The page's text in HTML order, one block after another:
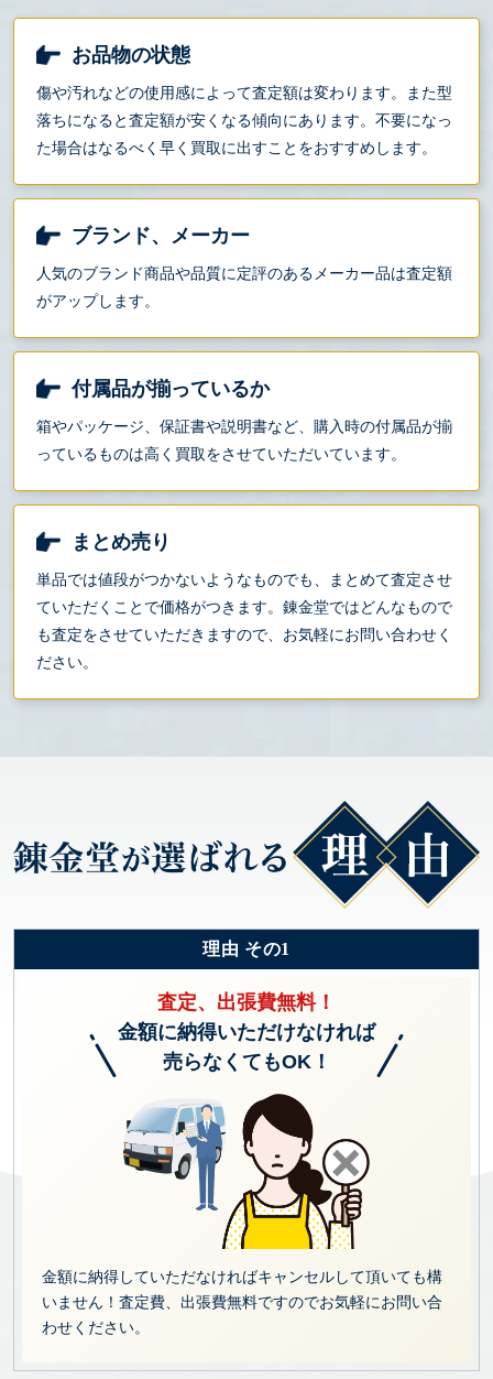
お品物の状態
傷や汚れなどの使用感によって査定額は変わります。また型
落ちになると査定額が安くなる傾向にあります。不要になっ
た場合はなるべく早く買取に出すことをおすすめします。
ブランド、メーカー
人気のブランド商品や品質に定評のあるメーカー品は査定額
がアップします。
付属品が揃っているか
箱やパッケージ、保証書や説明書など、購入時の付属品が揃
っているものは高く買取をさせていただいています。
まとめ売り
単品では値段がつかないようなものでも、まとめて査定させ
ていただくことで価格がつきます。錬金堂ではどんなもので
も査定をさせていただきますので、お気軽にお問い合わせく
ださい。
理由 その1
査定、出張費無料！
金額に納得いただけなければ
売らなくてもOK！
金額に納得していただなければキャンセルして頂いても構
いません！査定費、出張費無料ですのでお気軽にお問い合
わせください。